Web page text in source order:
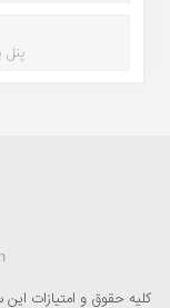
پنل
کلیه حقوق و امتیازات